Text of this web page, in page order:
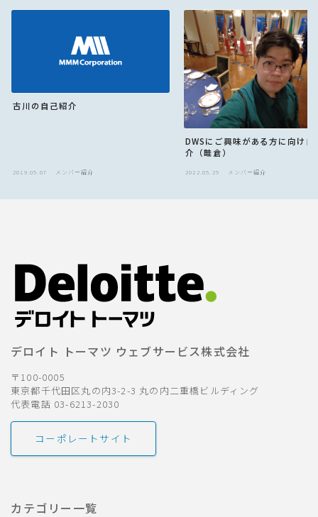
古川の自己紹介
2019.05.07 メンバー紹介
DWSにご興味がある方に向け自
介（畦倉）
2022.05.25 メンバー紹介
デロイト トーマツ ウェブサービス株式会社
〒100-0005
東京都千代田区丸の内3-2-3 丸の内二重橋ビルディング
代表電話 03-6213-2030
コーポレートサイト
カテゴリー一覧